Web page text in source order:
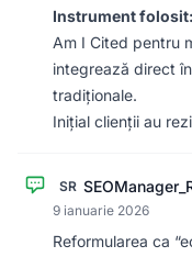
Instrument folosit:
Am I Cited pentru
integrează direct
tradiționale.
Inițial clienții au
SR
9 ianuarie 2026
Reformularea ca